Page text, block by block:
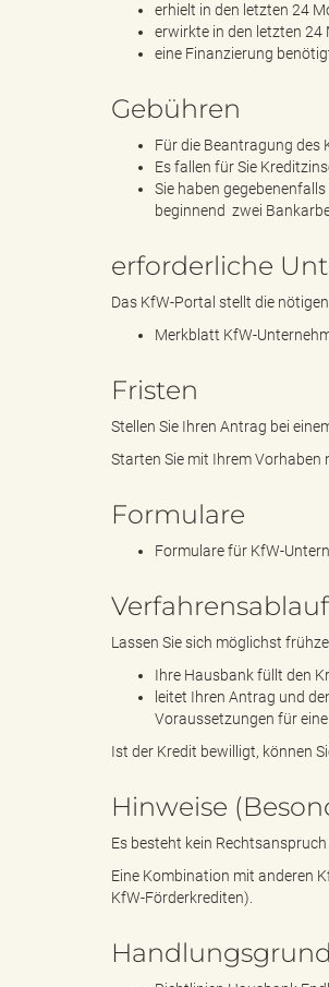
erhielt in den letzten 24
erwirkte in den letzten 24
eine Finanzierung
Gebühren
Für die Beantragung des
Es fallen für Sie
Sie haben
beginnend zwei
erforderliche
Das KfW-Portal stellt die
Merkblatt KfW-
Fristen
Stellen Sie Ihren Antrag bei
Starten Sie mit Ihrem
Formulare
Formulare für KfW-
Verfahrensablauf
Lassen Sie sich möglichst
Ihre Hausbank füllt den
leitet Ihren Antrag und
Voraussetzungen für
Ist der Kredit bewilligt, können
Hinweise
Es besteht kein
Eine Kombination mit anderen
KfW-Förderkrediten).